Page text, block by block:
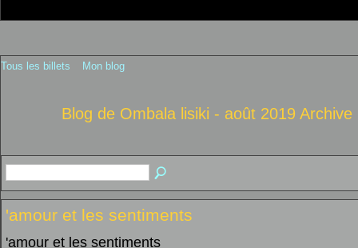
Tous les billets Mon blog
Blog de Ombala lisiki - août 2019 Archive
'amour et les sentiments
'amour et les sentiments